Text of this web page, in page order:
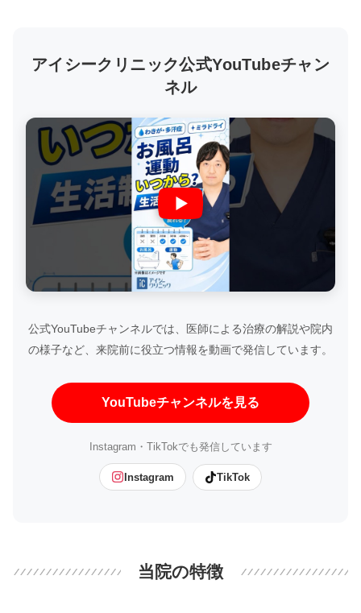
アイシークリニック公式YouTubeチャン
ネル
公式YouTubeチャンネルでは、医師による治療の解説や院内
の様子など、来院前に役立つ情報を動画で発信しています。
YouTubeチャンネルを見る
Instagram・TikTokでも発信しています
Instagram TikTok
当院の特徴